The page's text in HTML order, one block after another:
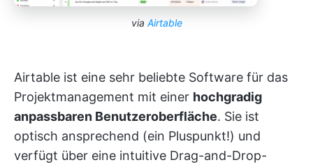
via Airtable
Airtable ist eine sehr beliebte Software für das
Projektmanagement mit einer hochgradig
anpassbaren Benutzeroberfläche. Sie ist
optisch ansprechend (ein Pluspunkt!) und
verfügt über eine intuitive Drag-and-Drop-